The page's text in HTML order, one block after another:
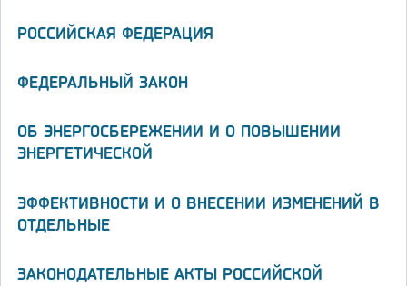
РОССИЙСКАЯ ФЕДЕРАЦИЯ
ФЕДЕРАЛЬНЫЙ ЗАКОН
ОБ ЭНЕРГОСБЕРЕЖЕНИИ И О ПОВЫШЕНИИ
ЭНЕРГЕТИЧЕСКОЙ
ЭФФЕКТИВНОСТИ И О ВНЕСЕНИИ ИЗМЕНЕНИЙ В
ОТДЕЛЬНЫЕ
ЗАКОНОДАТЕЛЬНЫЕ АКТЫ РОССИЙСКОЙ